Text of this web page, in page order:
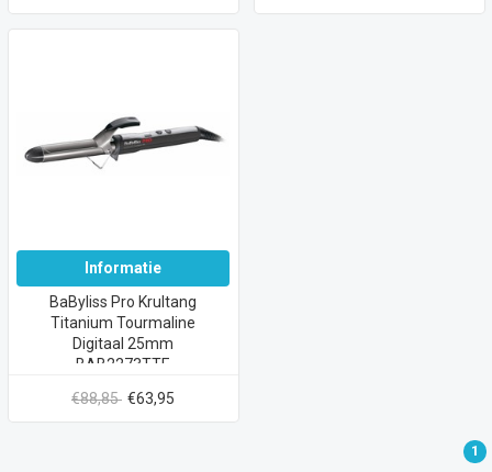
Informatie
BaByliss Pro Krultang
Titanium Tourmaline
Digitaal 25mm
BAB2273TTE
€88,85 €63,95
1